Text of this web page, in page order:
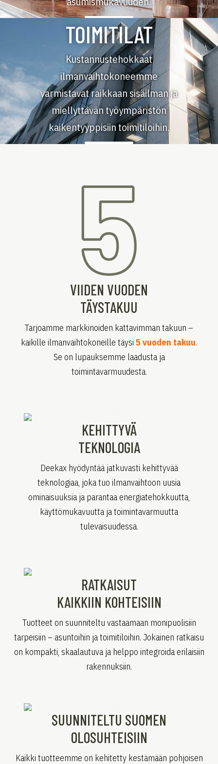
TOIMITILAT
Kustannustehokkaat
ilmanvaihtokoneemme
varmistavat raikkaan sisäilman ja
miellyttävän työympäristön
kaikentyyppisiin toimitiloihin.
VIIDEN VUODEN
TÄYSTAKUU
Tarjoamme markkinoiden kattavimman takuun –
kaikille ilmanvaihtokoneille täysi 5 vuoden takuu.
Se on lupauksemme laadusta ja
toimintavarmuudesta.
KEHITTYVÄ
TEKNOLOGIA
Deekax hyödyntää jatkuvasti kehittyvää
teknologiaa, joka tuo ilmanvaihtoon uusia
ominaisuuksia ja parantaa energiatehokkuutta,
käyttömukavuutta ja toimintavarmuutta
tulevaisuudessa.
RATKAISUT
KAIKKIIN KOHTEISIIN
Tuotteet on suunniteltu vastaamaan monipuolisiin
tarpeisiin – asuntoihin ja toimitiloihin. Jokainen ratkaisu
on kompakti, skaalautuva ja helppo integroida erilaisiin
rakennuksiin.
SUUNNITELTU SUOMEN
OLOSUHTEISIIN
Kaikki tuotteemme on kehitetty kestämään pohjoisen